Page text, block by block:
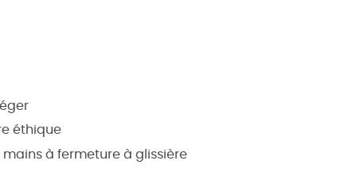
éthique
mains à fermeture à glissière